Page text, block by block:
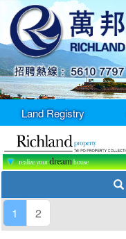
Land Registry
1 2